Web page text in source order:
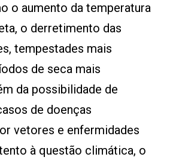
o aumento da temperatura
o derretimento das
tempestades mais
de seca mais
da possibilidade de
de doenças
vetores e enfermidades
à questão climática, o